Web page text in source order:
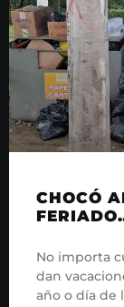
CHOCÓ
No importa
dan
año o día de